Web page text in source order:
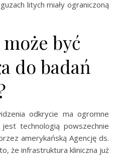
litych miały ograniczoną
być
do badań
odkrycie ma ogromne
technologią powszechnie
amerykańską Agencję ds.
że infrastruktura kliniczna już